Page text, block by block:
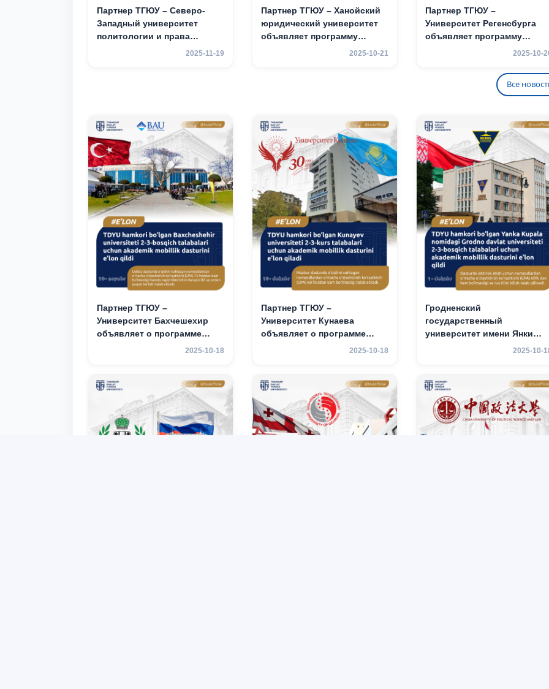
Партнер ТГЮУ – Северо-
Западный университет
политологии и права
Китайской Народной2025-11-19
Партнер ТГЮУ – Ханойский
юридический университет
объявляет программу
2025-10-21
Партнер ТГЮУ –
Университет Регенсбурга
объявляет программу
2025-10-
Все
Партнер ТГЮУ –
Университет Бахчешехир
объявляет о программе
2025-10-18
Партнер ТГЮУ –
Университет Кунаева
объявляет о программе
2025-10-18
Гродненский
государственный
университет имени Янки
2-3 курсов ТГЮУ
2025-10-